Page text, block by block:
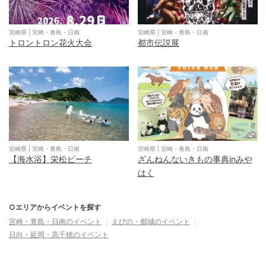
宮崎県 宮崎・青島・日南
トロントロン花火大会
宮崎県| 宮崎・青島・日南
都市伝説展
宮崎県 宮崎・青島・日南
【海水浴】栄松ビーチ
宮崎県| 宮崎・青島・日南
ざんねんないきもの事典inみや
はく
○エリアからイベントを探す
宮崎・青島・日南のイベント えびの・都城のイベント
日向・延岡・高千穂のイベント